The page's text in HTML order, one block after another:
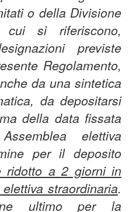
o della Divisione
si riferiscono,
previste
Regolamento,
da una sintetica
da depositarsi
della data fissata
elettiva
per il deposito
ridotto a 2 giorni in
straordinaria.
ultimo per la